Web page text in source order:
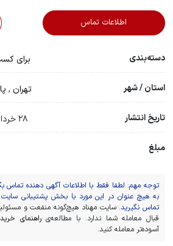
اطلاعات تماس
دسته‌بندی برای
استان / شهر تهران ,
تاریخ انتشار 28 خرداد 1399
مبلغ
توجه مهم: لطفا فقط با اطلاعات آگهی دهنده تماس
به هیچ عنوان در این مورد با بخش پشتیبانی سایت
تماس نگیرید. سایت مهناد هیچ‌گونه منفعت و
قبال معامله شما ندارد. با مطالعه‌یراهنمای
آسوده‌تر معامله کنید.